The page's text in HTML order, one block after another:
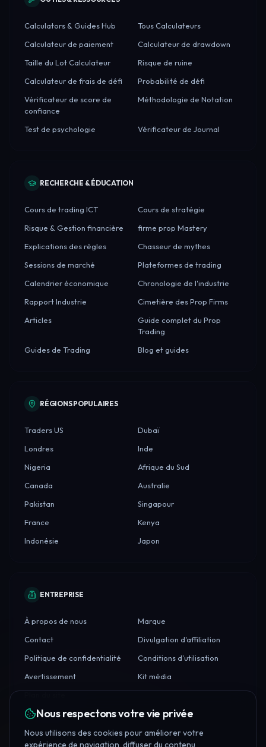
Nous respectons votre vie privée
Nous utilisons des cookies pour améliorer votre
expérience de navigation, diffuser du contenu
Calculators & Guides Hub
Tous Calculateurs
Calculateur de paiement
Calculateur de drawdown
Taille du Lot Calculateur
Risque de ruine
Calculateur de frais de défi
Probabilité de défi
Vérificateur de score de
confiance
Méthodologie de Notation
Test de psychologie Vérificateur de Journal
RECHERCHE & ÉDUCATION
Cours de trading ICT
Cours de stratégie
Risque & Gestion financière
firme prop Mastery
Explications des règles
Chasseur de mythes
Sessions de marché
Plateformes de trading
Calendrier économique
Chronologie de l'industrie
Rapport Industrie
Cimetière des Prop Firms
Articles
Guide complet du Prop
Trading
Guides de Trading
Blog et guides
RÉGIONS POPULAIRES
Traders US
Dubaï
Londres
Inde
Nigeria
Afrique du Sud
Canada
Australie
Pakistan
Singapour
France
Kenya
Indonésie
Japon
ENTREPRISE
À propos de nous
Marque
Contact
Divulgation d'affiliation
Politique de confidentialité
Conditions d'utilisation
Avertissement
Kit média